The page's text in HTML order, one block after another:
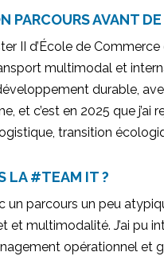
PARCOURS AVANT DE
II d’École de
multimodal et
durable,
et c’est en 2025 que
transition
LA #TEAM IT ?
un parcours un peu
et multimodalité. J’ai pu
opérationnel et